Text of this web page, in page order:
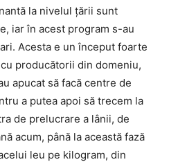
la nivelul țării sunt
iar în acest program s-au
Acesta e un început foarte
producătorii din domeniu,
apucat să facă centre de
a putea apoi să trecem la
de prelucrare a lânii, de
acum, până la această fază
leu pe kilogram, din